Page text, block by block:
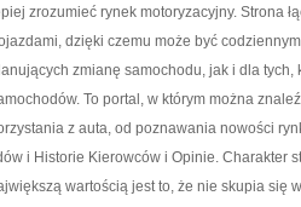
zrozumieć rynek motoryzacyjny. Strona
dzięki czemu może być
zmianę samochodu, jak i dla
To portal, w którym można
z auta, od poznawania nowości
i Historie Kierowców i Opinie. Charakter
wartością jest to, że nie skupia się